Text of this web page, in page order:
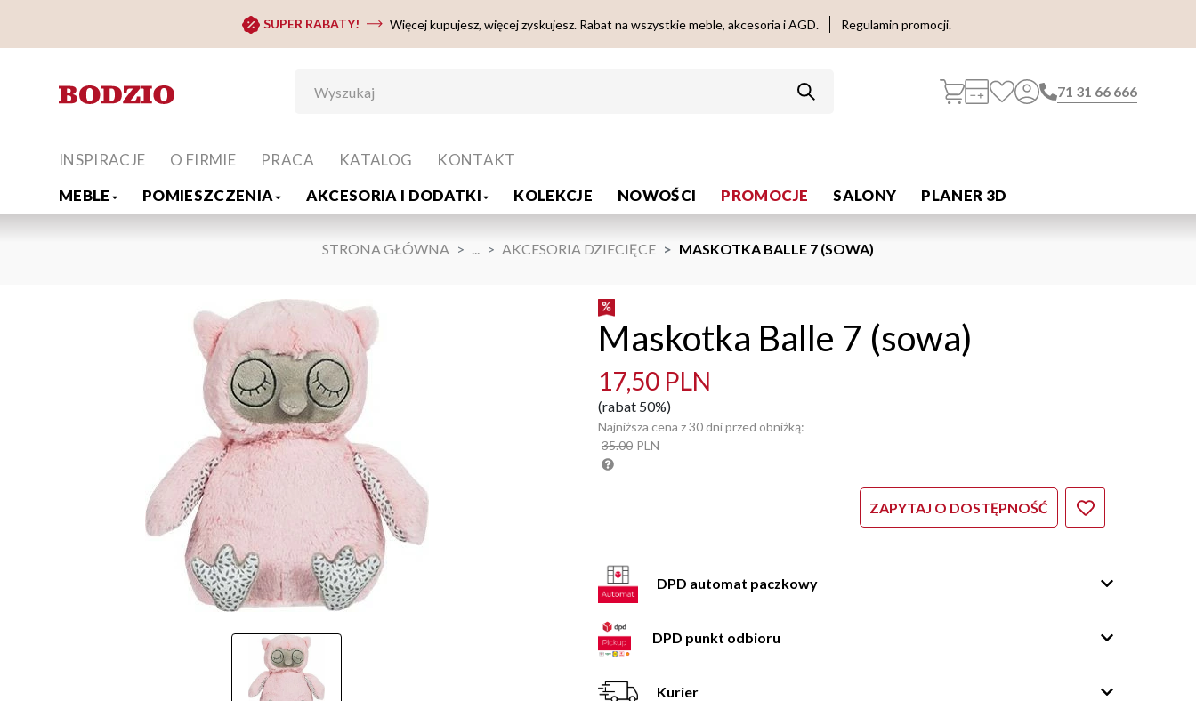
SUPER RABATY! Więcej kupujesz, więcej zyskujesz. Rabat na wszystkie meble, akcesoria i AGD. Regulamin promocji.
71 31 66 666
MEBLE POMIESZCZENIA AKCESORIA I DODATKI KOLEKCJE NOWOŚCI PROMOCJE SALONY PLANER 3D
INSPIRACJE O FIRMIE PRACA KATALOG KONTAKT
STRONA GŁÓWNA ... AKCESORIA DZIECIĘCE MASKOTKA BALLE 7 (SOWA)
Maskotka Balle 7 (sowa)
17,50 PLN
(rabat 50%)
Najniższa cena z 30 dni przed obniżką:
35.00 PLN
ZAPYTAJ O DOSTĘPNOŚĆ
DPD automat paczkowy
DPD punkt odbioru
Kurier